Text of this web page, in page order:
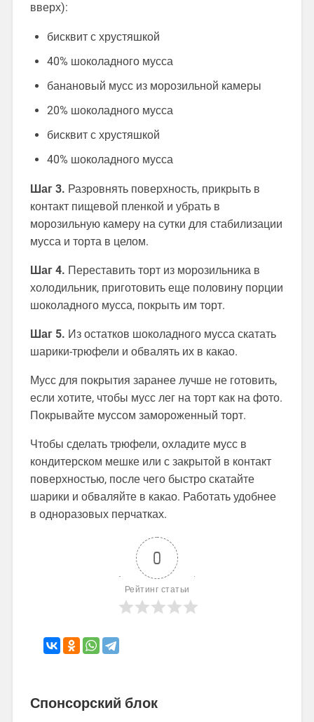
вверх):
бисквит с хрустяшкой
40% шоколадного мусса
банановый мусс из морозильной камеры
20% шоколадного мусса
бисквит с хрустяшкой
40% шоколадного мусса
Шаг 3. Разровнять поверхность, прикрыть в
контакт пищевой пленкой и убрать в
морозильную камеру на сутки для стабилизации
мусса и торта в целом.
Шаг 4. Переставить торт из морозильника в
холодильник, приготовить еще половину порции
шоколадного мусса, покрыть им торт.
Шаг 5. Из остатков шоколадного мусса скатать
шарики-трюфели и обвалять их в какао.
Мусс для покрытия заранее лучше не готовить,
если хотите, чтобы мусс лег на торт как на фото.
Покрывайте муссом замороженный торт.
Чтобы сделать трюфели, охладите мусс в
кондитерском мешке или с закрытой в контакт
поверхностью, после чего быстро скатайте
шарики и обваляйте в какао. Работать удобнее
в одноразовых перчатках.
0
Рейтинг статьи
Спонсорский блок